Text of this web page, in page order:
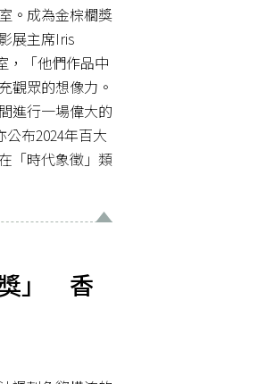
。成為金棕櫚獎
展主席Iris
，「他們作品中
觀眾的想像力。
進行一場偉大的
布2024年百大
「時代象徵」類
獎」 香